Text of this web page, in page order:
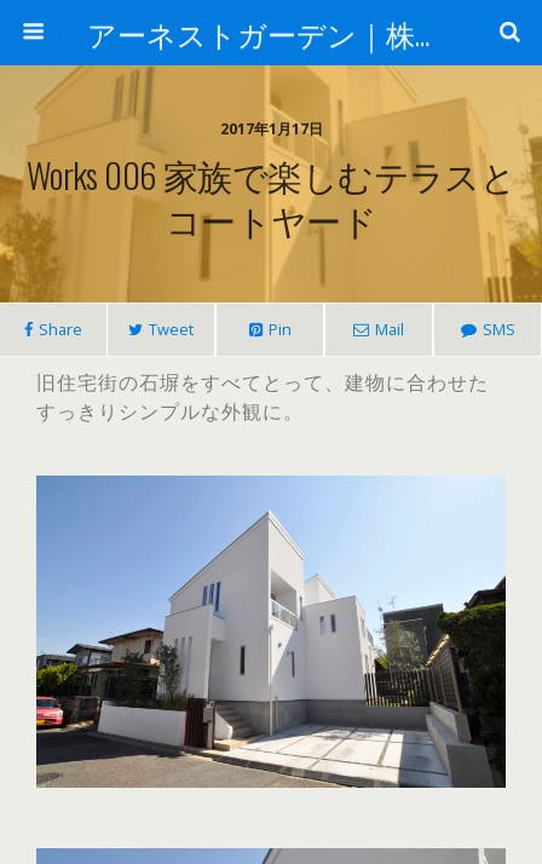
アーネストガーデン｜株式会社三栄建設
2017年1月17日
Works 006 家族で楽しむテラスと
コートヤード
Share Tweet Pin Mail SMS
旧住宅街の石塀をすべてとって、建物に合わせた
すっきりシンプルな外観に。